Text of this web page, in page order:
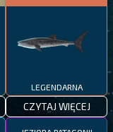
LEGENDARNA
CZYTAJ WIĘCEJ